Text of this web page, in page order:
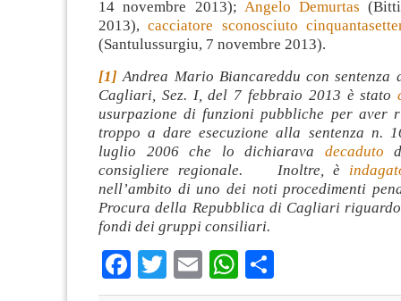
14 novembre 2013); Angelo Demurtas
2013),cacciatore sconosciuto
(Santulussurgiu, 7 novembre 2013).
[1] Andrea Mario Biancareddu con sentenza
Cagliari, Sez. I, del 7 febbraio 2013 è stato
usurpazione di funzioni pubbliche per aver
troppo a dare esecuzione alla sentenza n.
luglio 2006 che lo dichiarava decaduto
consigliere regionale. Inoltre, è
nell’ambito di uno dei noti procedimenti
Procura della Repubblica di Cagliari
fondi dei gruppi consiliari.
Facebook
TwitterEmailWhatsApp